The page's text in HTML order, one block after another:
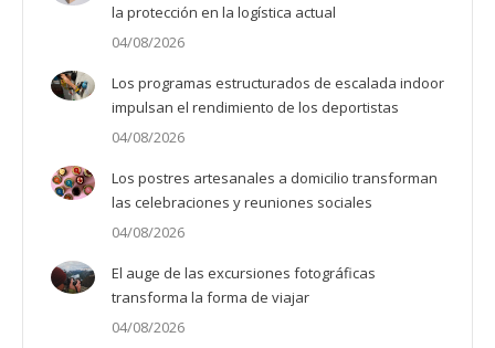
la protección en la logística actual
04/08/2026
Los programas estructurados de escalada indoor
impulsan el rendimiento de los deportistas
04/08/2026
Los postres artesanales a domicilio transforman
las celebraciones y reuniones sociales
04/08/2026
El auge de las excursiones fotográficas
transforma la forma de viajar
04/08/2026